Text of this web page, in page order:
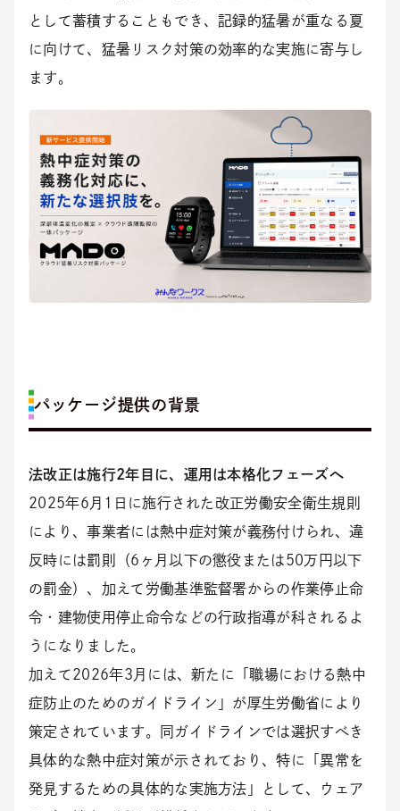
として蓄積することもでき、記録的猛暑が重なる夏
に向けて、猛暑リスク対策の効率的な実施に寄与し
ます。
パッケージ提供の背景
法改正は施行2年目に、運用は本格化フェーズへ
2025年6月1日に施行された改正労働安全衛生規則
により、事業者には熱中症対策が義務付けられ、違
反時には罰則（6ヶ月以下の懲役または50万円以下
の罰金）、加えて労働基準監督署からの作業停止命
令・建物使用停止命令などの行政指導が科されるよ
うになりました。
加えて2026年3月には、新たに「職場における熱中
症防止のためのガイドライン」が厚生労働省により
策定されています。同ガイドラインでは選択すべき
具体的な熱中症対策が示されており、特に「異常を
発見するための具体的な実施方法」として、ウェア